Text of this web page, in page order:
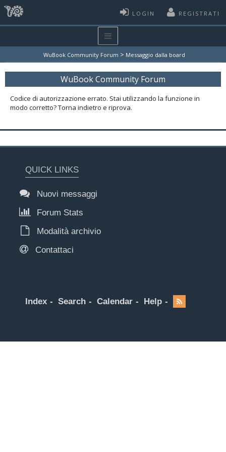
LOGIN REGISTRATI
WuBook Community Forum > Messaggio dalla board
WuBook Community Forum
Codice di autorizzazione errato. Stai utilizzando la funzione in
modo corretto? Torna indietro e riprova.
QUICK LINKS
Nuovi messaggi
Forum Stats
Modalità archivio
Contattaci
Index Search Calendar Help